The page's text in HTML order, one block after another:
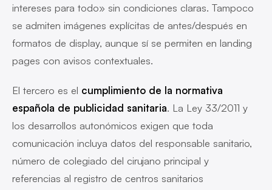
intereses para todo» sin condiciones claras. Tampoco
se admiten imágenes explícitas de antes/después en
formatos de display, aunque sí se permiten en landing
pages con avisos contextuales.
El tercero es el cumplimiento de la normativa
española de publicidad sanitaria. La Ley 33/2011 y
los desarrollos autonómicos exigen que toda
comunicación incluya datos del responsable sanitario,
número de colegiado del cirujano principal y
referencias al registro de centros sanitarios